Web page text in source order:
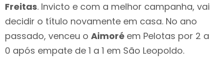
Freitas. Invicto e com a melhor campanha, vai
decidir o título novamente em casa. No ano
passado, venceu o Aimoré em Pelotas por 2 a
0 após empate de 1 a 1 em São Leopoldo.